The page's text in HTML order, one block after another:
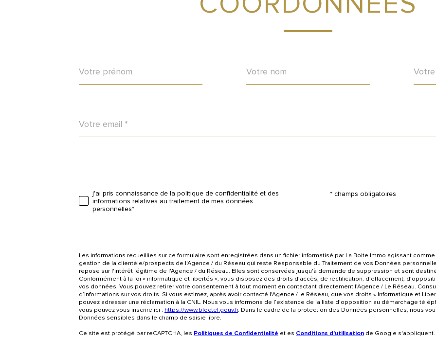
*
Validationj'ai pris connaissance de la politique de confidentialité et des
informations relatives au traitement de mes données
personnelles*
* champs obligatoires
Les informations recueillies sur ce formulaire sont enregistrées dans un fichier informatisé par La Boite Immo agissant
gestion de la clientèle/prospects de l'Agence / du Réseau qui reste Responsable du Traitement de vos Données
repose sur l'intérêt légitime de l'Agence / du Réseau. Elles sont conservées jusqu'à demande de suppression et sont
Conformément à la loi « informatique et libertés », vous disposez des droits d’accès, de rectification, d’effacement,
vos données. Vous pouvez retirer votre consentement à tout moment en contactant directement l’Agence / Le Réseau.
d’informations sur vos droits. Si vous estimez, après avoir contacté l'Agence / le Réseau, que vos droits « Informatique et
pouvez adresser une réclamation à la CNIL. Nous vous informons de l’existence de la liste d'opposition au démarchage
vous pouvez vous inscrire ici : https://www.bloctel.gouv.fr. Dans le cadre de la protection des Données personnelles, nous
Données sensibles dans le champ de saisie libre.
Ce site est protégé par reCAPTCHA, les Politiques de Confidentialité et es Conditions d'utilisation de Google s'appliquent.